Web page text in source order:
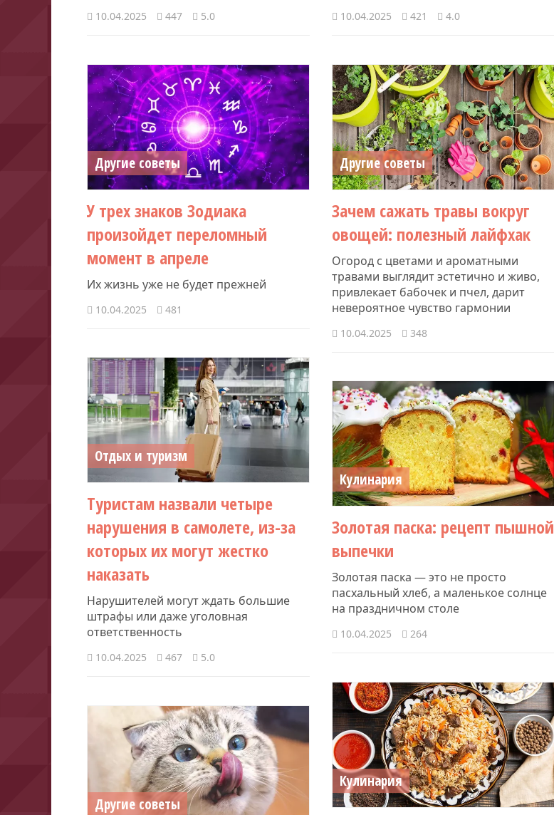
10.04.2025 421 4.0
10.04.2025 447 5.0
Другие советы
У трех знаков Зодиака
произойдет переломный
момент в апреле
Их жизнь уже не будет прежней
10.04.2025 481
Другие советы
Зачем сажать травы вокруг
овощей: полезный лайфхак
Огород с цветами и ароматными
травами выглядит эстетично и живо,
привлекает бабочек и пчел, дарит
невероятное чувство гармонии
10.04.2025 348
Отдых и туризм
Туристам назвали четыре
нарушения в самолете, из-за
которых их могут жестко
наказать
Нарушителей могут ждать большие
штрафы или даже уголовная
ответственность
10.04.2025 467 5.0
Кулинария
Золотая паска: рецепт пышной
выпечки
Золотая паска — это не просто
пасхальный хлеб, а маленькое солнце
на праздничном столе
10.04.2025 264
Кулинария
Другие советы